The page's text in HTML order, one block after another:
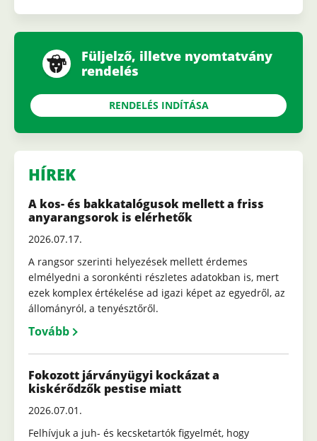
Füljelző, illetve nyomtatvány
rendelés
RENDELÉS INDÍTÁSA
HÍREK
A kos- és bakkatalógusok mellett a friss
anyarangsorok is elérhetők
2026.07.17.
A rangsor szerinti helyezések mellett érdemes
elmélyedni a soronkénti részletes adatokban is, mert
ezek komplex értékelése ad igazi képet az egyedről, az
állományról, a tenyésztőről.
Tovább
Fokozott járványügyi kockázat a
kiskérődzők pestise miatt
2026.07.01.
Felhívjuk a juh- és kecsketartók figyelmét, hogy